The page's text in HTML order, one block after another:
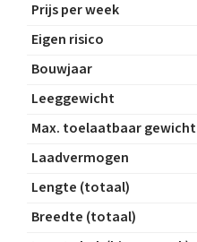
Prijs per week
Eigen risico
Bouwjaar
Leeggewicht
Max. toelaatbaar gewicht
Laadvermogen
Lengte (totaal)
Breedte (totaal)